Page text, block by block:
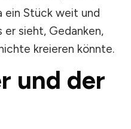
ein Stück weit und
er sieht, Gedanken,
kreieren könnte.
und der